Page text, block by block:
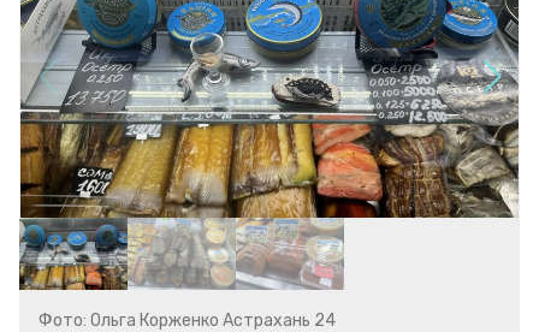
Фото: Ольга Корженко Астрахань 24